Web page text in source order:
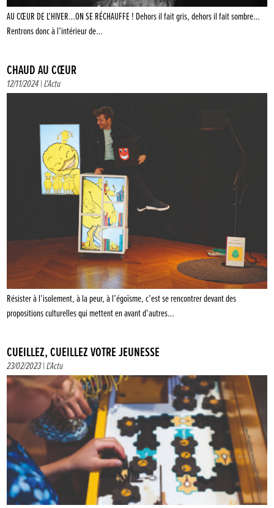
AU CŒUR DE L’HIVER…ON SE RÉCHAUFFE ! Dehors il fait gris, dehors il fait sombre…
Rentrons donc à l’intérieur de…
CHAUD AU CŒUR
12/11/2024 |L'Actu
Résister à l’isolement, à la peur, à l’égoïsme, c’est se rencontrer devant des
propositions culturelles qui mettent en avant d’autres…
CUEILLEZ, CUEILLEZ VOTRE JEUNESSE
23/02/2023 |L'Actu